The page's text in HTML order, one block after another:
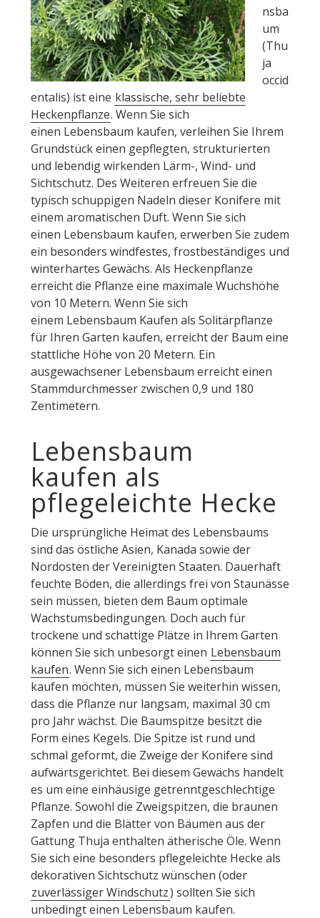
nsba
um
(Thu
ja
occid
entalis) ist eine klassische, sehr beliebte
Heckenpflanze. Wenn Sie sich
einen Lebensbaum kaufen, verleihen Sie Ihrem
Grundstück einen gepflegten, strukturierten
und lebendig wirkenden Lärm-, Wind- und
Sichtschutz. Des Weiteren erfreuen Sie die
typisch schuppigen Nadeln dieser Konifere mit
einem aromatischen Duft. Wenn Sie sich
einen Lebensbaum kaufen, erwerben Sie zudem
ein besonders windfestes, frostbeständiges und
winterhartes Gewächs. Als Heckenpflanze
erreicht die Pflanze eine maximale Wuchshöhe
von 10 Metern. Wenn Sie sich
einem Lebensbaum Kaufen als Solitärpflanze
für Ihren Garten kaufen, erreicht der Baum eine
stattliche Höhe von 20 Metern. Ein
ausgewachsener Lebensbaum erreicht einen
Stammdurchmesser zwischen 0,9 und 180
Zentimetern.
Lebensbaum
kaufen als
pflegeleichte Hecke
Die ursprüngliche Heimat des Lebensbaums
sind das östliche Asien, Kanada sowie der
Nordosten der Vereinigten Staaten. Dauerhaft
feuchte Böden, die allerdings frei von Staunässe
sein müssen, bieten dem Baum optimale
Wachstumsbedingungen. Doch auch für
trockene und schattige Plätze in Ihrem Garten
können Sie sich unbesorgt einen Lebensbaum
kaufen. Wenn Sie sich einen Lebensbaum
kaufen möchten, müssen Sie weiterhin wissen,
dass die Pflanze nur langsam, maximal 30 cm
pro Jahr wächst. Die Baumspitze besitzt die
Form eines Kegels. Die Spitze ist rund und
schmal geformt, die Zweige der Konifere sind
aufwärtsgerichtet. Bei diesem Gewächs handelt
es um eine einhäusige getrenntgeschlechtige
Pflanze. Sowohl die Zweigspitzen, die braunen
Zapfen und die Blätter von Bäumen aus der
Gattung Thuja enthalten ätherische Öle. Wenn
Sie sich eine besonders pflegeleichte Hecke als
dekorativen Sichtschutz wünschen (oder
zuverlässiger Windschutz) sollten Sie sich
unbedingt einen Lebensbaum kaufen.